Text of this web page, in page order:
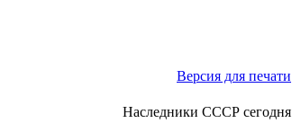
Версия для печати
Наследники СССР сегодня